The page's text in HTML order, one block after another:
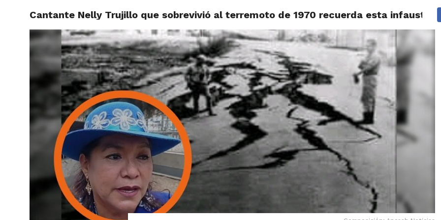
ACTUALIDAD HUARAZ ÁNCASH TÚ ELIGES 2026 POLICIALES
Cantante Nelly Trujillo que sobrevivió al terremoto de 1970 recuerda esta infausta